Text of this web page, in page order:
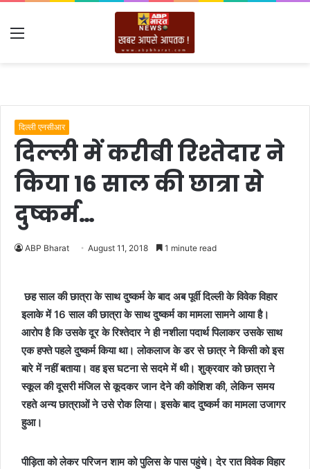
Menu
दिल्ली एनसीआर
दिल्ली में करीबी रिश्तेदार ने
किया 16 साल की छात्रा से
दुष्कर्म…
ABP Bharat August 11, 2018 1 minute read
छह साल की छात्रा के साथ दुष्कर्म के बाद अब पूर्वी दिल्ली के विवेक विहार
इलाके में 16 साल की छात्रा के साथ दुष्कर्म का मामला सामने आया है।
आरोप है कि उसके दूर के रिश्तेदार ने ही नशीला पदार्थ पिलाकर उसके साथ
एक हफ्ते पहले दुष्कर्म किया था। लोकलाज के डर से छात्र ने किसी को इस
बारे में नहीं बताया। वह इस घटना से सदमे में थी। शुक्रवार को छात्रा ने
स्कूल की दूसरी मंजिल से कूदकर जान देने की कोशिश की, लेकिन समय
रहते अन्य छात्राओं ने उसे रोक लिया। इसके बाद दुष्कर्म का मामला उजागर
हुआ।
पीड़िता को लेकर परिजन शाम को पुलिस के पास पहुंचे। देर रात विवेक विहार